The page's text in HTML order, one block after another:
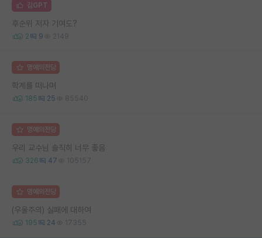
김GPT
후순위 저자 기여도?
2 9 2149
명예의전당
학계를 떠나며
185 25 85540
명예의전당
우리 교수님 솔직히 너무 좋음
326 47 105157
명예의전당
(우울주의) 실패에 대하여
195 24 17355